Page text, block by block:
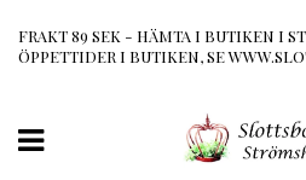
FRAKT 89 SEK - HÄMTA I BUTIKEN I
ÖPPETTIDER I BUTIKEN, SE